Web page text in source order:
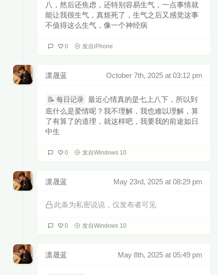
八，然后还焦虑，还特别容易生气，一点事情就
能让我很生气，真烦死了，生气之后又感觉这事
不值得这么生气，像一个神经病
0 发自iPhone
凛晟蓝 October 7th, 2025 at 03:12 pm
📝 每日记录 最近心情真的是七上八下，所以到
底什么是爱情呢？我不理解，我也难以理解，算
了有算了的道理，就这样吧，我要我的前途如日
中生
0 发自Windows 10
凛晟蓝 May 23rd, 2025 at 08:29 pm
此条为私密说说，仅发布者可见
0 发自Windows 10
凛晟蓝 May 8th, 2025 at 05:49 pm